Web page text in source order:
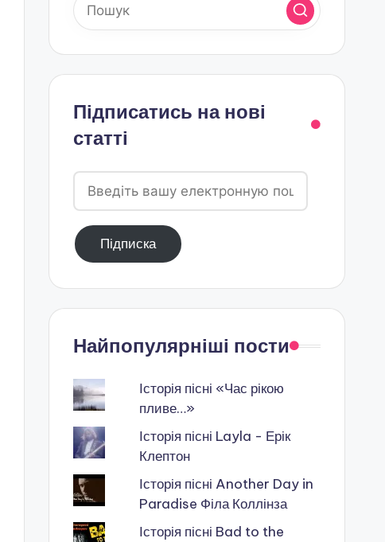
Підписатись на нові
статті
Введіть
вашу
електронную
поштуПідписка
Найпопулярніші пости
Історія пісні «Час рікою
пливе…»
Історія пісні Layla - Ерік
Клептон
Історія пісні Another Day in
Paradise Філа Коллінза
Історія пісні Bad to the